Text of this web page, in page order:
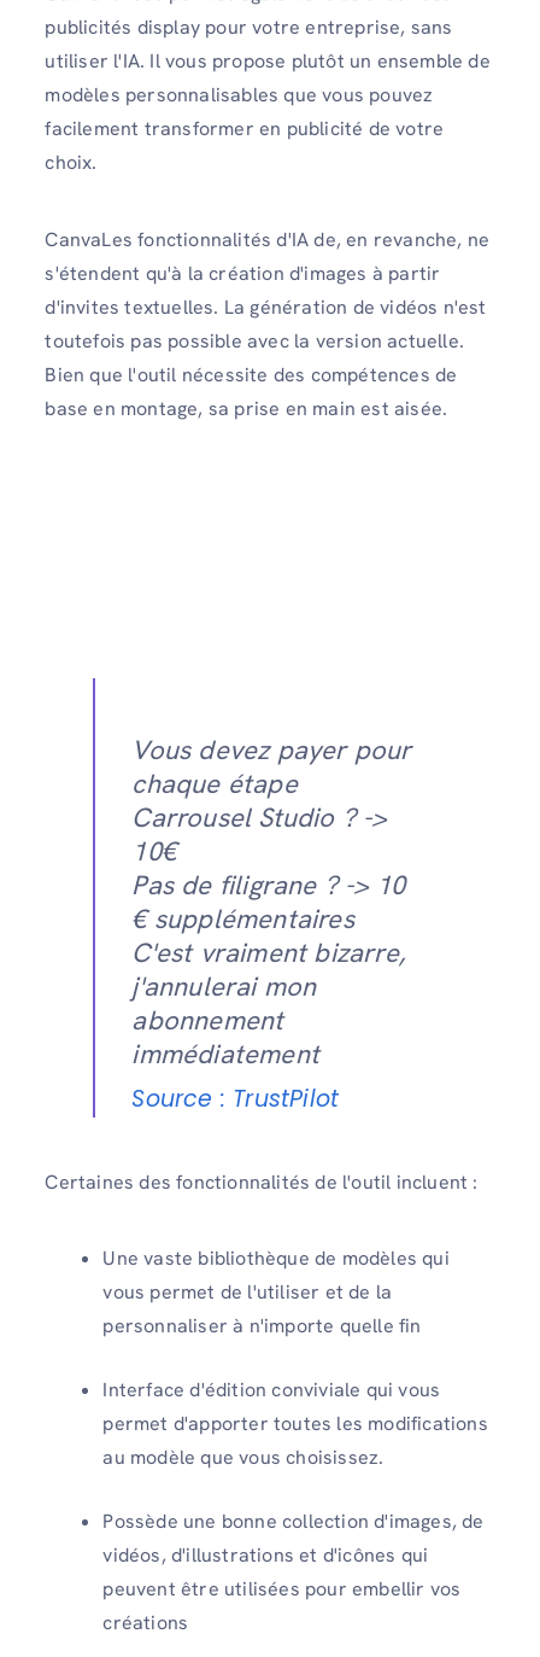
publicités display pour votre entreprise, sans
utiliser l'IA. Il vous propose plutôt un ensemble de
modèles personnalisables que vous pouvez
facilement transformer en publicité de votre
choix.
CanvaLes fonctionnalités d'IA de, en revanche, ne
s'étendent qu'à la création d'images à partir
d'invites textuelles. La génération de vidéos n'est
toutefois pas possible avec la version actuelle.
Bien que l'outil nécessite des compétences de
base en montage, sa prise en main est aisée.
Vous devez payer pour
chaque étape
Carrousel Studio ? ->
10€
Pas de filigrane ? -> 10
€ supplémentaires
C'est vraiment bizarre,
j'annulerai mon
abonnement
immédiatement
Source : TrustPilot
Certaines des fonctionnalités de l'outil incluent :
Une vaste bibliothèque de modèles qui
vous permet de l'utiliser et de la
personnaliser à n'importe quelle fin
Interface d'édition conviviale qui vous
permet d'apporter toutes les modifications
au modèle que vous choisissez.
Possède une bonne collection d'images, de
vidéos, d'illustrations et d'icônes qui
peuvent être utilisées pour embellir vos
créations